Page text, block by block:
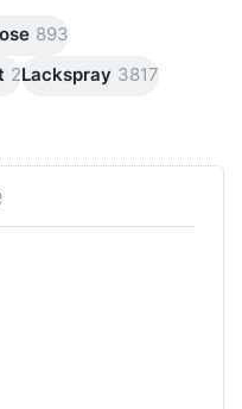
893
2Lackspray 3817